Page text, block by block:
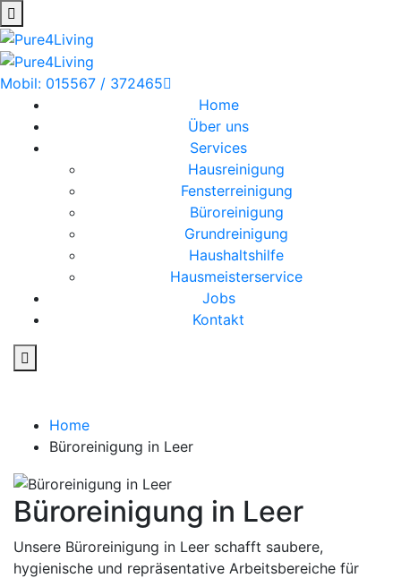
Mobil: 015567 / 372465
Home
Über uns
Services
Hausreinigung
Fensterreinigung
Büroreinigung
Grundreinigung
Haushaltshilfe
Hausmeisterservice
Jobs
Kontakt
Home
Büroreinigung in Leer
Büroreinigung in Leer
Unsere Büroreinigung in Leer schafft saubere,
hygienische und repräsentative Arbeitsbereiche für